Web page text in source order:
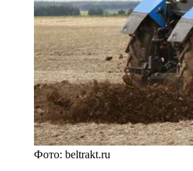
Фото: beltrakt.ru